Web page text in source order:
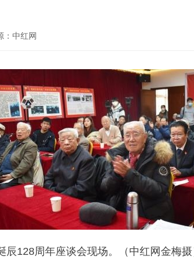
：中红网
辰128周年座谈会现场。（中红网金梅摄